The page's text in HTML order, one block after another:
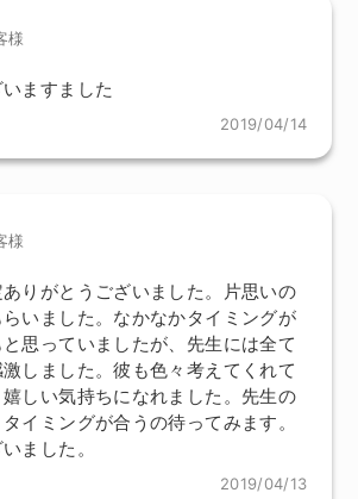
様
ますました
2019/04/14
様
りがとうございました。片思いの
いました。なかなかタイミングが
思っていましたが、先生には全て
しました。彼も色々考えてくれて
しい気持ちになれました。先生の
イミングが合うの待ってみます。
ました。
2019/04/13